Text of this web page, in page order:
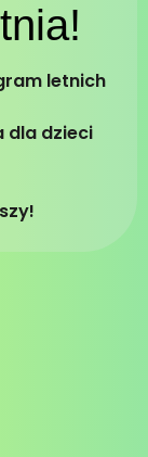
letnich
dla dzieci